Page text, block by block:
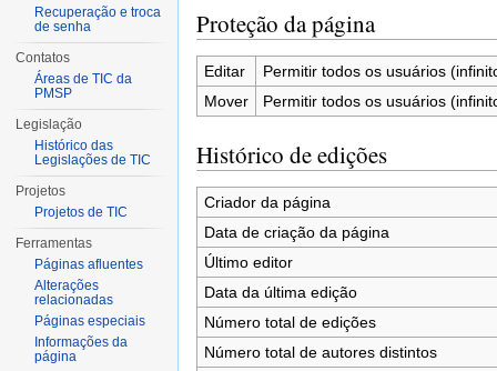
Proteção da página
Editar
Permitir todos os usuários
Mover
Permitir todos os usuários
Histórico de edições
Criador da página
Data de criação da página
Último editor
Data da última edição
Número total de edições
Número total de autores distintos
Recuperação e troca
de senha
Contatos
Áreas de TIC da
PMSP
Legislação
Histórico das
Legislações de TIC
Projetos
Projetos de TIC
Ferramentas
Páginas afluentes
Alterações
relacionadas
Páginas especiais
Informações da
página